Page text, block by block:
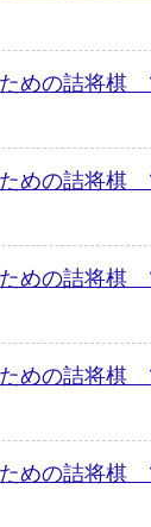
めの詰将
めの詰将
めの詰将
めの詰将
めの詰将